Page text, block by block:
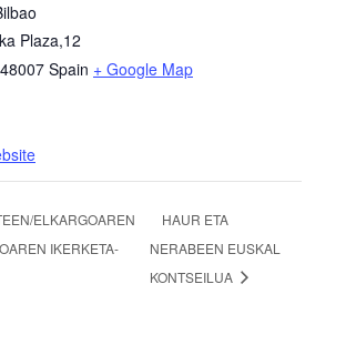
Plaza,12
48007 Spain + Google Map
ELKARGOAREN
IKERKETA-
HAUR ETA
NERABEEN EUSKAL
KONTSEILUA